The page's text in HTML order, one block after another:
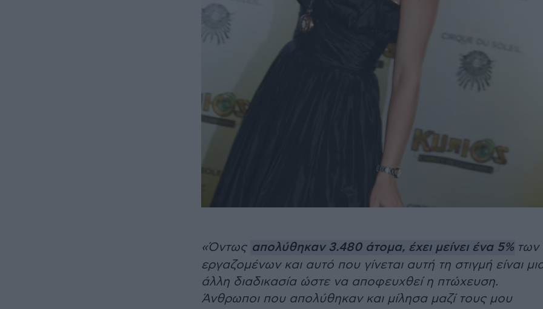
«Όντως απολύθηκαν 3.480 άτομα, έχει μείνει ένα 5% των
εργαζομένων και αυτό που γίνεται αυτή τη στιγμή είναι
άλλη διαδικασία ώστε να αποφευχθεί η πτώχευση.
Άνθρωποι που απολύθηκαν και μίλησα μαζί τους μου